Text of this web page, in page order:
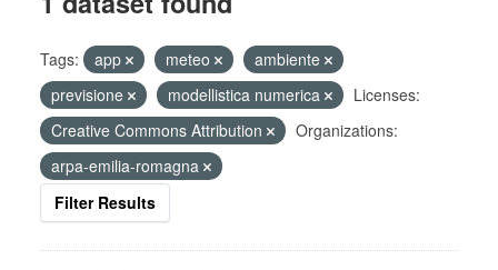
Tags: app meteo
ambiente
previsione
modellistica numerica
Licenses:
Creative Commons Attribution
Organizations:
arpa-emilia-romagna
Filter Results